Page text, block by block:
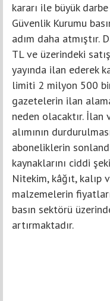
kararı ile büyük
Güvenlik Kurumu
adım daha atmıştır.
TL ve üzerindeki
yayında ilan ederek
limiti 2 milyon 500
gazetelerin ilan
neden olacaktır.
alımının
aboneliklerin
kaynaklarını ciddi
Nitekim, kâğıt, kalıp
malzemelerin
basın sektörü
artırmaktadır.